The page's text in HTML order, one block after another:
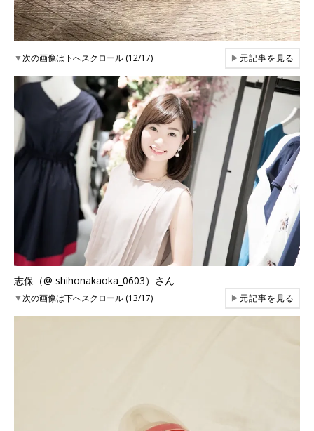
▼次の画像は下へスクロール (12/17) ▶元記事を見る
志保（@ shihonakaoka_0603）さん
▼次の画像は下へスクロール (13/17) ▶元記事を見る